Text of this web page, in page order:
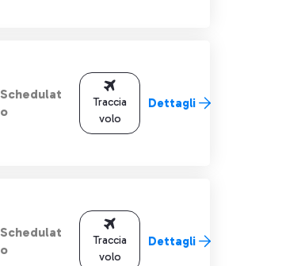
Schedulat
o
Traccia
volo
Dettagli
Schedulat
o
Traccia
volo
Dettagli